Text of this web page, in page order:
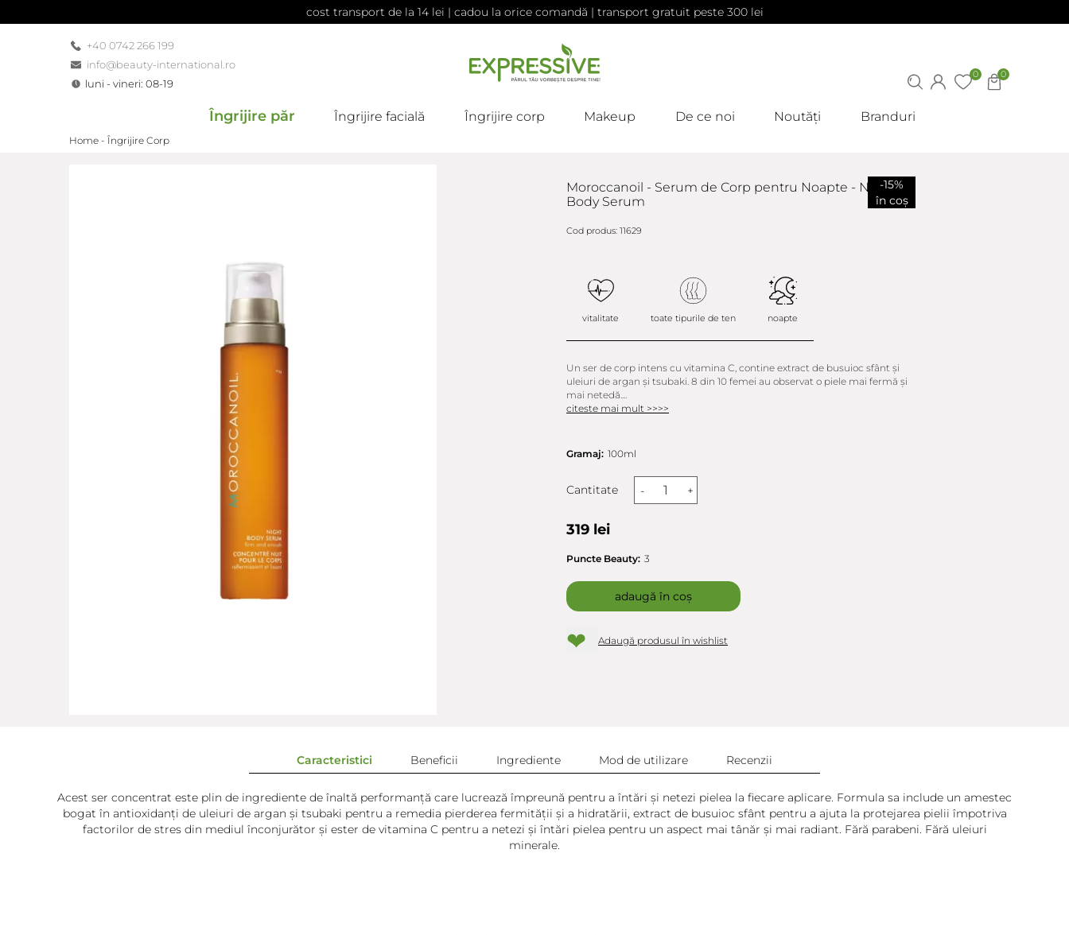
cost transport de la 14 lei | cadou la orice comandă | transport gratuit peste 300 lei
+40 0742 266 199
info@beauty-international.ro
luni - vineri: 08-19
0
0
Îngrijire păr Îngrijire facială Îngrijire corp Makeup De ce noi Noutăți Branduri
Home - Îngrijire Corp
Moroccanoil - Serum de Corp pentru Noapte - Night
Body Serum
-15%
în coș
Cod produs: 11629
vitalitate toate tipurile de ten noapte
Un ser de corp intens cu vitamina C, contine extract de busuioc sfânt și
uleiuri de argan și tsubaki. 8 din 10 femei au observat o piele mai fermă și
mai netedă....
citeste mai mult >>>>
Gramaj: 100ml
Cantitate - +
319 lei
Puncte Beauty: 3
adaugă în coș
❤ Adaugă produsul în wishlist
Caracteristici Beneficii Ingrediente Mod de utilizare Recenzii
Acest ser concentrat este plin de ingrediente de înaltă performanță care lucrează împreună pentru a întări și netezi pielea la fiecare aplicare. Formula sa include un amestec
bogat în antioxidanți de uleiuri de argan și tsubaki pentru a remedia pierderea fermității și a hidratării, extract de busuioc sfânt pentru a ajuta la protejarea pielii împotriva
factorilor de stres din mediul înconjurător și ester de vitamina C pentru a netezi și întări pielea pentru un aspect mai tânăr și mai radiant. Fără parabeni. Fără uleiuri
minerale.